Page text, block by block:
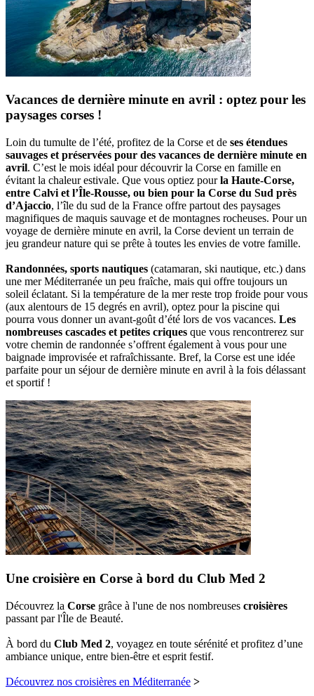
Vacances de dernière minute en avril : optez pour les
paysages corses !
Loin du tumulte de l’été, profitez de la Corse et de ses étendues
sauvages et préservées pour des vacances de dernière minute en
avril. C’est le mois idéal pour découvrir la Corse en famille en
évitant la chaleur estivale. Que vous optiez pourla Haute-Corse,
entre Calvi et l’Île-Rousse, ou bien pour la Corse du Sud près
d’Ajaccio, l’île du sud de la France offre partout des paysages
magnifiques de maquis sauvage et de montagnes rocheuses. Pour un
voyage de dernière minute en avril, la Corse devient un terrain de
jeu grandeur nature qui se prête à toutes les envies de votre famille.
Randonnées, sports nautiques (catamaran, ski nautique, etc.) dans
une mer Méditerranée un peu fraîche, mais qui offre toujours un
soleil éclatant. Si la température de la mer reste trop froide pour vous
(aux alentours de 15 degrés en avril), optez pour la piscine qui
pourra vous donner un avant-goût d’été lors de vos vacances. Les
nombreuses cascades et petites criques que vous rencontrerez sur
votre chemin de randonnée s’offrent également à vous pour une
baignade improvisée et rafraîchissante. Bref, la Corse est une idée
parfaite pour un séjour de dernière minute en avril à la fois délassant
et sportif !
Une croisière en Corse à bord du Club Med 2
Découvrez la Corse grâce à l'une de nos nombreuses croisières
passant par l'Île de Beauté.
À bord du Club Med 2, voyagez en toute sérénité et profitez d’une
ambiance unique, entre bien-être et esprit festif.
Découvrez nos croisières en Méditerranée >